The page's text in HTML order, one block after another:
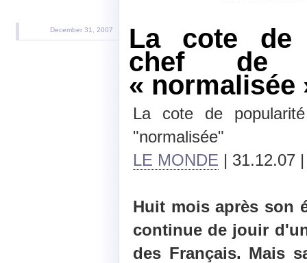
December 31, 2007 La cote de
chef de
« normalisée
La cote de
"normalisée"
LE MONDE | 31.12.07
Huit mois après son
continue de jouir
des Français. Mais